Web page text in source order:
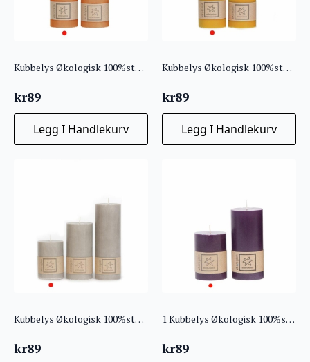
Kubbelys Økologisk 100%stearin 7X10 Caramel
kr89
Legg I Handlekurv
Kubbelys Økologisk 100%stearin 7×10 Curry Gul
kr89
Legg I Handlekurv
Kubbelys Økologisk 100%stearin 7X10 Lin
kr89
1 Kubbelys Økologisk 100%stearin 7X10 Violet Lilla
kr89